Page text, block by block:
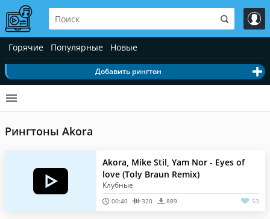
Горячие Популярные Новые
Добавить рингтон
Рингтоны Akora
Akora, Mike Stil, Yam Nor - Eyes of
love (Toly Braun Remix)
Клубные
00:40 320 889 53